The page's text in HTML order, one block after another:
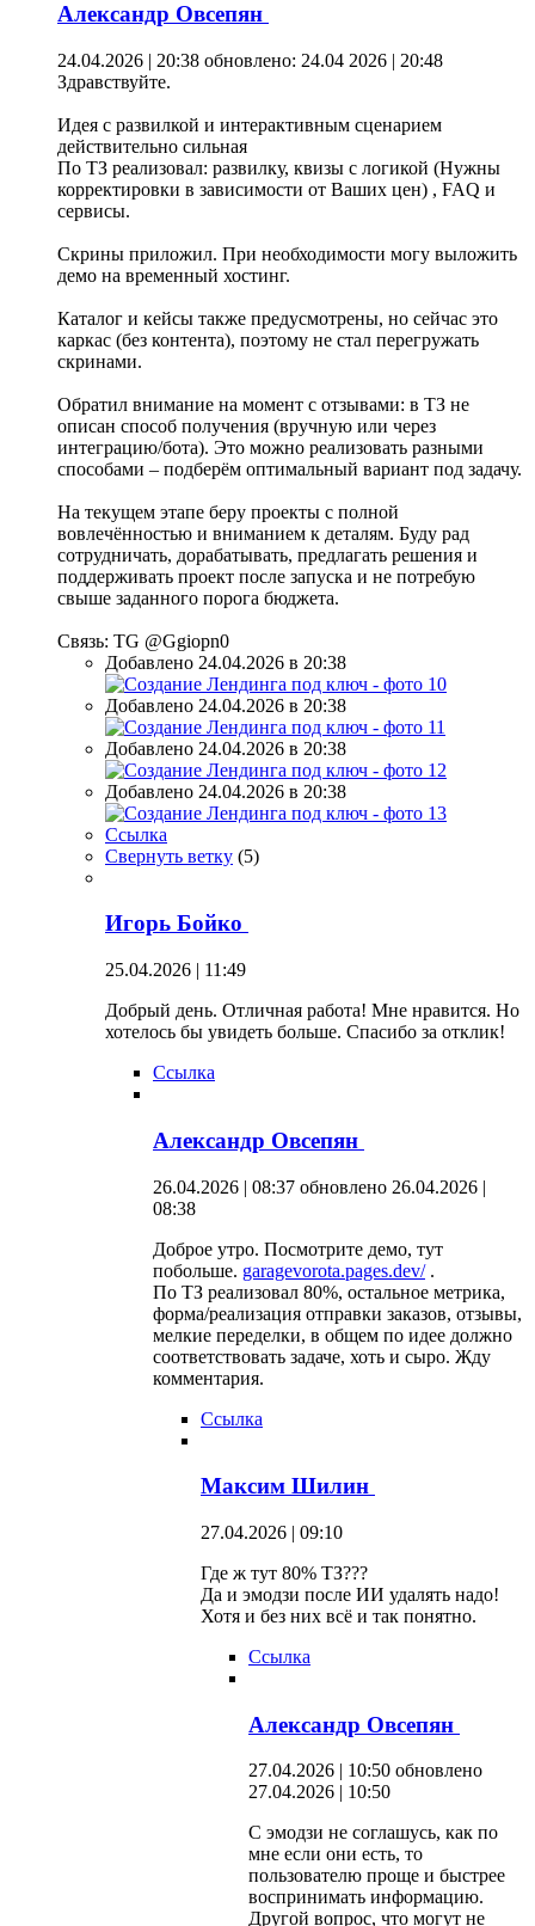
Александр Овсепян
24.04.2026 | 20:38 обновлено: 24.04 2026 | 20:48
Здравствуйте.
Идея с развилкой и интерактивным сценарием
действительно сильная
По ТЗ реализовал: развилку, квизы с логикой (Нужны
корректировки в зависимости от Ваших цен) , FAQ и
сервисы.
Скрины приложил. При необходимости могу выложить
демо на временный хостинг.
Каталог и кейсы также предусмотрены, но сейчас это
каркас (без контента), поэтому не стал перегружать
скринами.
Обратил внимание на момент с отзывами: в ТЗ не
описан способ получения (вручную или через
интеграцию/бота). Это можно реализовать разными
способами – подберём оптимальный вариант под задачу.
На текущем этапе беру проекты с полной
вовлечённостью и вниманием к деталям. Буду рад
сотрудничать, дорабатывать, предлагать решения и
поддерживать проект после запуска и не потребую
свыше заданного порога бюджета.
Связь: TG @Ggiopn0
Добавлено 24.04.2026 в 20:38
Добавлено 24.04.2026 в 20:38
Добавлено 24.04.2026 в 20:38
Добавлено 24.04.2026 в 20:38
Ссылка
Свернуть ветку (5)
Игорь Бойко
25.04.2026 | 11:49
Добрый день. Отличная работа! Мне нравится. Но
хотелось бы увидеть больше. Спасибо за отклик!
Ссылка
Александр Овсепян
26.04.2026 | 08:37 обновлено 26.04.2026 |
08:38
Доброе утро. Посмотрите демо, тут
побольше. garagevorota.pages.dev/.
По ТЗ реализовал 80%, остальное метрика,
форма/реализация отправки заказов, отзывы,
мелкие переделки, в общем по идее должно
соответствовать задаче, хоть и сыро. Жду
комментария.
Ссылка
Максим Шилин
27.04.2026 | 09:10
Где ж тут 80% ТЗ???
Да и эмодзи после ИИ удалять надо!
Хотя и без них всё и так понятно.
Ссылка
Александр Овсепян
27.04.2026 | 10:50 обновлено
27.04.2026 | 10:50
С эмодзи не соглашусь, как по
мне если они есть, то
пользователю проще и быстрее
воспринимать информацию.
Другой вопрос, что могут не